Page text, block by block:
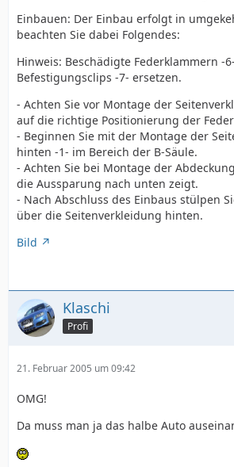
Einbauen: Der Einbau erfolgt in
beachten Sie dabei Folgendes:
Hinweis: Beschädigte Federklammern -
Befestigungsclips -7- ersetzen.
- Achten Sie vor Montage der
auf die richtige Positionierung der
- Beginnen Sie mit der Montage der
hinten -1- im Bereich der B-Säule.
- Achten Sie bei Montage der
die Aussparung nach unten zeigt.
- Nach Abschluss des Einbaus stülpen
über die Seitenverkleidung hinten.
Bild
Klaschi
Profi
21. Februar 2005 um 09:42
OMG!
Da muss man ja das halbe Auto